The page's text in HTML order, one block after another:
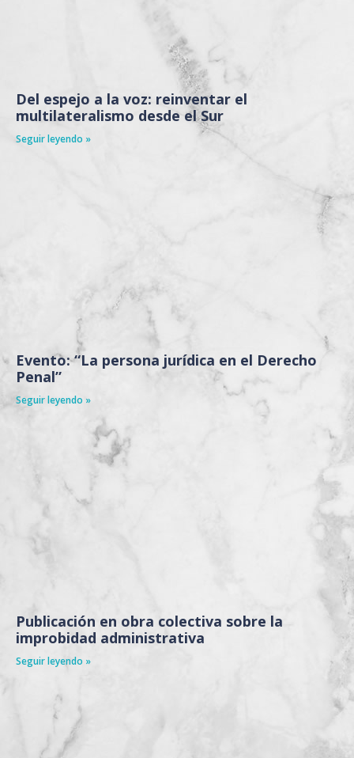
Del espejo a la voz: reinventar el
multilateralismo desde el Sur
Seguir leyendo »
Evento: “La persona jurídica en el Derecho
Penal”
Seguir leyendo »
Publicación en obra colectiva sobre la
improbidad administrativa
Seguir leyendo »